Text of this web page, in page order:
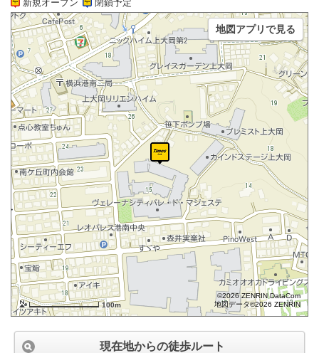
新規オープン 閉鎖予定
100m
©2026 ZENRIN DataCom
地図データ©2026 ZENRIN
地図アプリで見る
現在地からの徒歩ルート